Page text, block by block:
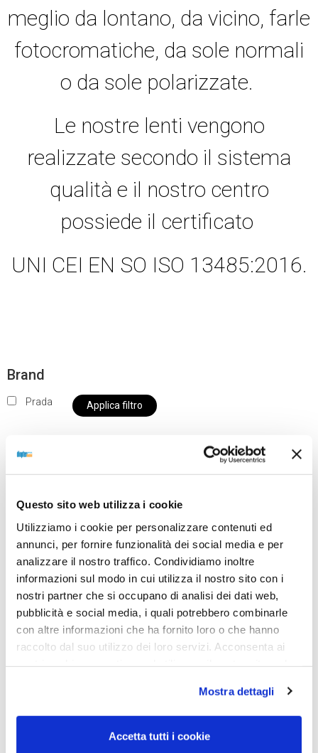
Questo sito web utilizza i cookie
Utilizziamo i cookie per personalizzare contenuti ed
annunci, per fornire funzionalità dei social media e per
analizzare il nostro traffico. Condividiamo inoltre
informazioni sul modo in cui utilizza il nostro sito con i
nostri partner che si occupano di analisi dei dati web,
pubblicità e social media, i quali potrebbero combinarle
con altre informazioni che ha fornito loro o che hanno
raccolto dal suo utilizzo dei loro servizi. Acconsenta ai
Mostra dettagli
Accetta tutti i cookie
meglio da lontano, da vicino, farle
fotocromatiche, da sole normali
o da sole polarizzate.
Le nostre lenti vengono
realizzate secondo il sistema
qualità e il nostro centro
possiede il certificato
UNI CEI EN SO ISO 13485:2016.
Brand
Prada Applica filtro
nostro negozio non saranno disponibili per la
spedizione fino al giorno 31 agosto. BUONE FERIE
da OTTICA DIOPTER
Showing the single result